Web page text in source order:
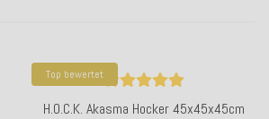
Top bewertet
H.O.C.K. Akasma Hocker 45x45x45cm